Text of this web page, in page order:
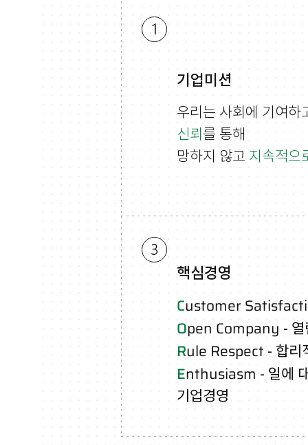
기업미션
우리는 사회에 기여하
신뢰 를 통해
망하지 않고 지속적으
핵심경영
Customer
Open Company - 열
Rule Respect - 합리
Enthusiasm - 일에
기업경영